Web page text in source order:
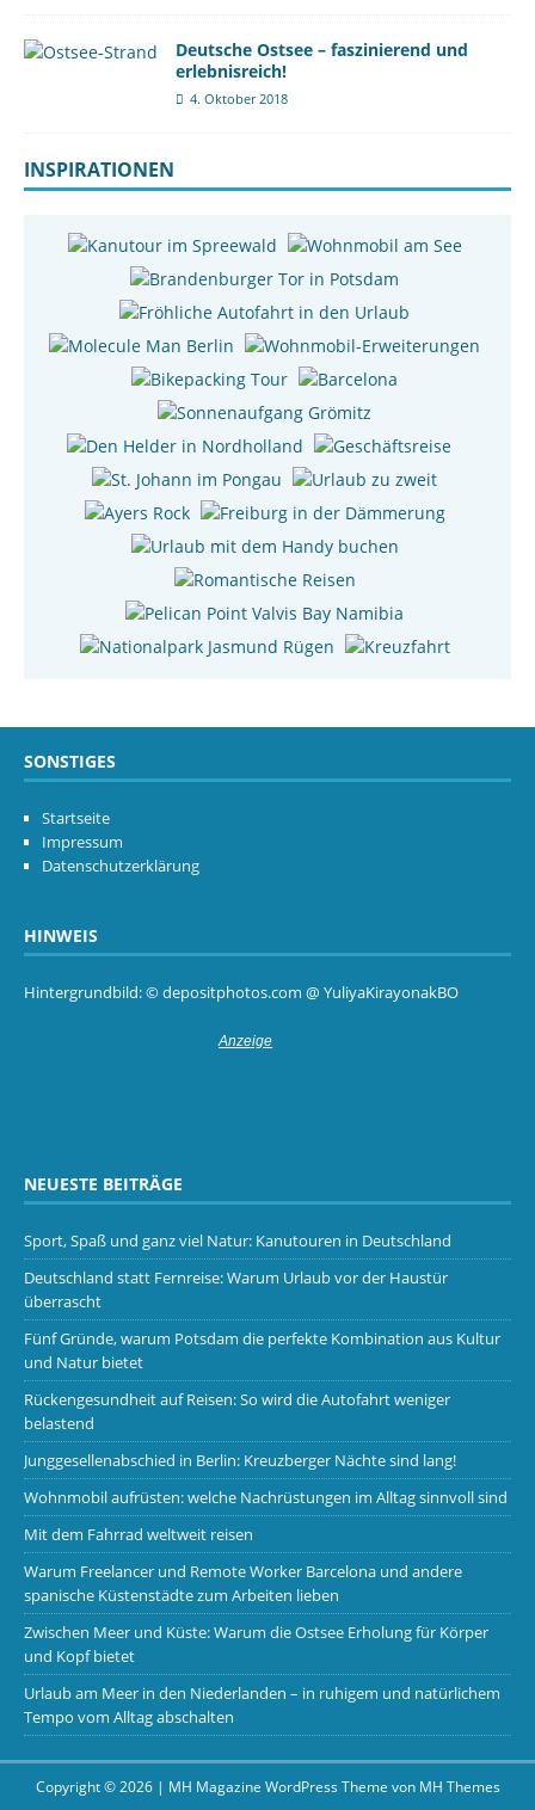
Deutsche Ostsee – faszinierend und
erlebnisreich!
4. Oktober 2018
INSPIRATIONEN
SONSTIGES
Startseite
Impressum
Datenschutzerklärung
HINWEIS
Hintergrundbild: © depositphotos.com @ YuliyaKirayonakBO
NEUESTE BEITRÄGE
Sport, Spaß und ganz viel Natur: Kanutouren in Deutschland
Deutschland statt Fernreise: Warum Urlaub vor der Haustür
überrascht
Fünf Gründe, warum Potsdam die perfekte Kombination aus Kultur
und Natur bietet
Rückengesundheit auf Reisen: So wird die Autofahrt weniger
belastend
Junggesellenabschied in Berlin: Kreuzberger Nächte sind lang!
Wohnmobil aufrüsten: welche Nachrüstungen im Alltag sinnvoll sind
Mit dem Fahrrad weltweit reisen
Warum Freelancer und Remote Worker Barcelona und andere
spanische Küstenstädte zum Arbeiten lieben
Zwischen Meer und Küste: Warum die Ostsee Erholung für Körper
und Kopf bietet
Urlaub am Meer in den Niederlanden – in ruhigem und natürlichem
Tempo vom Alltag abschalten
Copyright © 2026 | MH Magazine WordPress Theme von MH Themes